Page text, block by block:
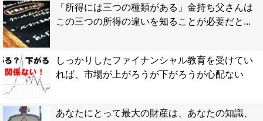
「所得には三つの種類がある」金持ち父さんは
この三つの所得の違いを知ることが必要だと...
しっかりしたファイナンシャル教育を受けてい
れば、市場が上がろうが下がろうが心配ない
あなたにとって最大の財産は、あなたの知識、